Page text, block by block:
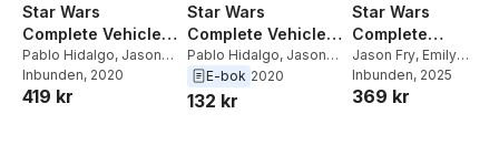
Star Wars
Complete Vehicles
New Edition
Pablo Hidalgo, Jason
Fry
Inbunden, 2020
419 kr
Star Wars
Complete Vehicles
New Edition
Pablo Hidalgo, Jason
Fry,Kerrie Dougherty
Curtis Saxton
E-bok 2020
132 kr
Star Wars
Complete
Locations New
Edition
Jason Fry, Emily
Shkoukani ,Kristin
Simon Beecroft
Inbunden, 2025
369 kr